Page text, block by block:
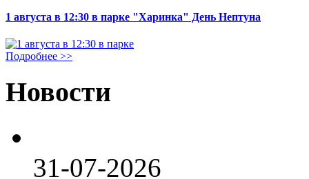
1 августа в 12:30 в парке "Харинка" День Нептуна
Подробнее >>
Новости
31-07-2026